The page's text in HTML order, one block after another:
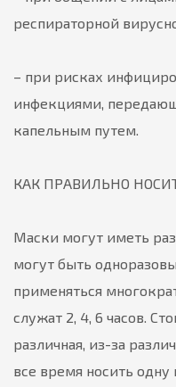
респираторной
– при рисках
инфекциями,
капельным путем.
КАК ПРАВИЛЬНО
Маски могут иметь
могут быть
применяться
служат 2, 4, 6 часов.
различная, из-за
все время носить